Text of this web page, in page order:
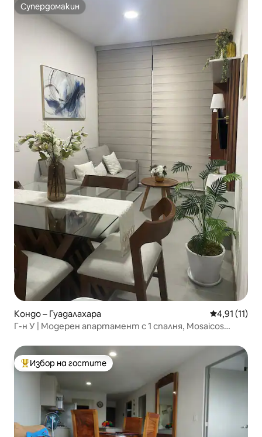
Супердомакин
Супердомакин
Кондо – Гуадалахара Средна
4,91 (11)
Г-н У | Модерен апартамент с 1 спалня, Mosaicos
Най-популярен избор на гостите
Избор на гостите